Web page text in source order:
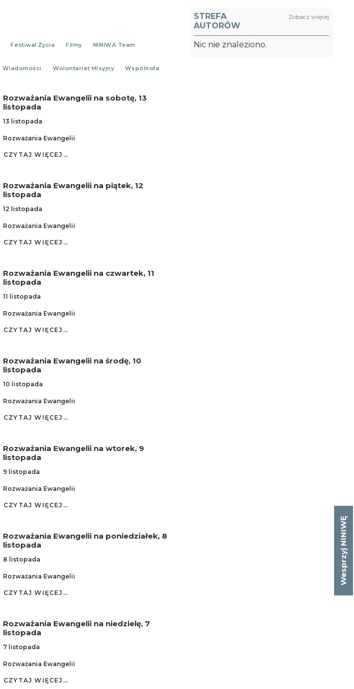
Festiwal Życia Filmy NINIWA Team
Wiadomości Wolontariat Misyjny Wspólnota
Rozważania Ewangelii na sobotę, 13
listopada
13 listopada
Rozważania Ewangelii
CZYTAJ WIĘCEJ…
Rozważania Ewangelii na piątek, 12
listopada
12 listopada
Rozważania Ewangelii
CZYTAJ WIĘCEJ…
Rozważania Ewangelii na czwartek, 11
listopada
11 listopada
Rozważania Ewangelii
CZYTAJ WIĘCEJ…
Rozważania Ewangelii na środę, 10
listopada
10 listopada
Rozważania Ewangelii
CZYTAJ WIĘCEJ…
Rozważania Ewangelii na wtorek, 9
listopada
9 listopada
Rozważania Ewangelii
CZYTAJ WIĘCEJ…
Rozważania Ewangelii na poniedziałek, 8
listopada
8 listopada
Rozważania Ewangelii
CZYTAJ WIĘCEJ…
Rozważania Ewangelii na niedzielę, 7
listopada
7 listopada
Rozważania Ewangelii
CZYTAJ WIĘCEJ…
STREFA
AUTORÓW
Zobacz więcej
Nic nie znaleziono.
Wesprzyj NINIWĘ